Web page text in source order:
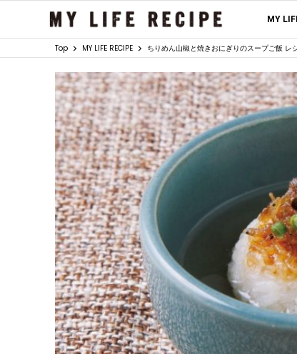
MY
Top MY LIFE RECIPE ちりめん山椒と焼きおにぎりのスープご飯 レ